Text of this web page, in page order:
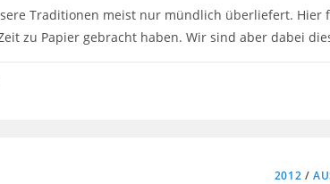
Traditionen meist nur mündlich überliefert.
zu Papier gebracht haben. Wir sind aber dabei
2012 /